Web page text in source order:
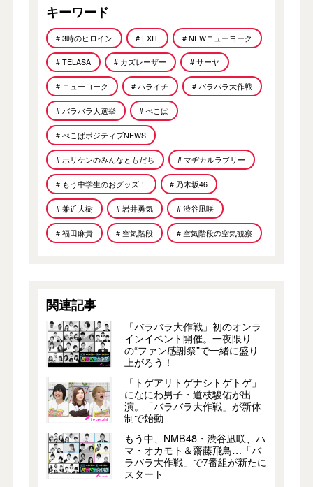
キーワード
# 3時のヒロイン # EXIT # NEWニューヨーク
# TELASA # カズレーザー # サーヤ
# ニューヨーク # ハライチ # バラバラ大作戦
# バラバラ大選挙 # ぺこぱ
# ぺこぱポジティブNEWS
# ホリケンのみんなともだち # マヂカルラブリー
# もう中学生のおグッズ！ # 乃木坂46
# 兼近大樹 # 岩井勇気 # 渋谷凪咲
# 福田麻貴 # 空気階段 # 空気階段の空気観察
関連記事
「バラバラ大作戦」初のオンラ
インイベント開催。一夜限り
の“ファン感謝祭”で一緒に盛り
上がろう！
「トゲアリトゲナシトゲトゲ」
になにわ男子・道枝駿佑が出
演。「バラバラ大作戦」が新体
制で始動
もう中、NMB48・渋谷凪咲、ハ
マ・オカモト＆齋藤飛鳥…「バ
ラバラ大作戦」で7番組が新たに
スタート